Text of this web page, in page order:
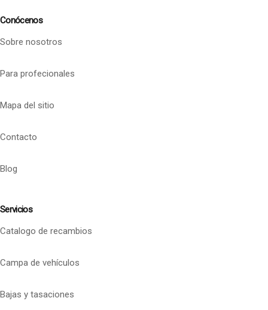
Conócenos
Sobre nosotros
Para profecionales
Mapa del sitio
Contacto
Blog
Servicios
Catalogo de recambios
Campa de vehículos
Bajas y tasaciones